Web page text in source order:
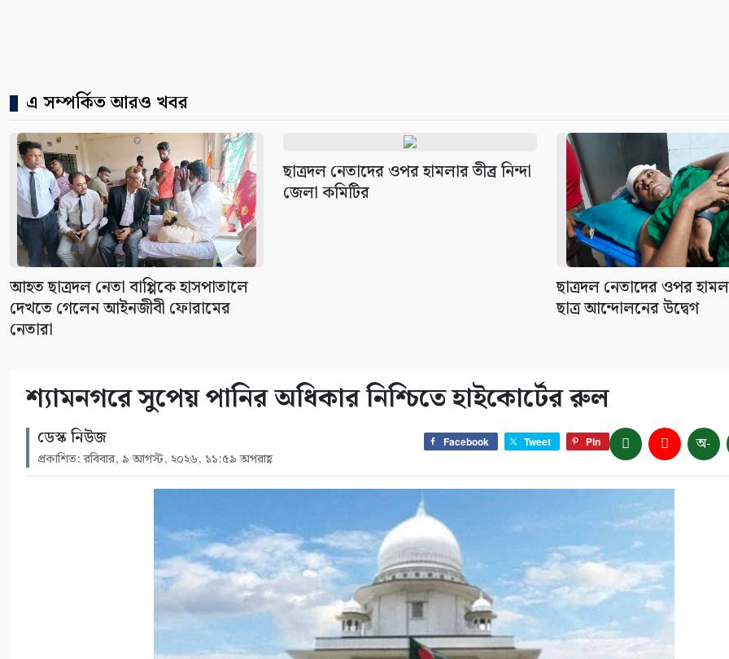
এ সম্পর্কিত আরও খবর
আহত ছাত্রদল নেতা বাপ্পিকে হাসপাতালে
দেখতে গেলেন আইনজীবী ফোরামের
নেতারা
ছাত্রদল নেতাদের ওপর হামলার তীব্র নিন্দা
জেলা কমিটির
ছাত্রদল নেতাদের ওপর
ছাত্র আন্দোলনের উদ্বেগ
শ্যামনগরে সুপেয় পানির অধিকার নিশ্চিতে হাইকোর্টের রুল
ডেস্ক নিউজ
প্রকাশিত: রবিবার, ৯ আগস্ট, ২০২৬, ১১:৫৯ অপরাহ্ণ
Facebook Tweet Pin অ-